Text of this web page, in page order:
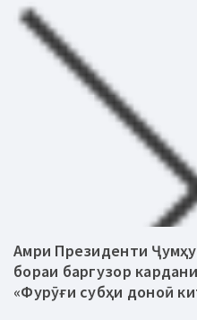
Амри Президенти
бораи баргузор
«Фурӯғи субҳи доноӣ